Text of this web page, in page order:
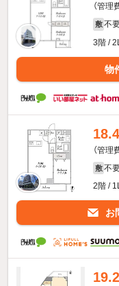
（管理
敷 不
3階 /
物
18.4
（管理
敷 不
2階 /
お
19.2